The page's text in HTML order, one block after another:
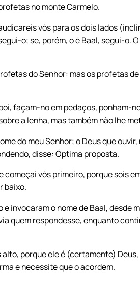
no monte Carmelo.
vós para os dois lados
o; se, porém, o é Baal, segui-o.
do Senhor: mas os profetas
façam-no em pedaços, ponham-
a lenha, mas também não lhe
do meu Senhor; o Deus que
disse: Óptima proposta.
começai vós primeiro, porque sois
baixo.
invocaram o nome de Baal, desde
quem respondesse, enquanto
porque ele é (certamente)
e necessite que o acordem.